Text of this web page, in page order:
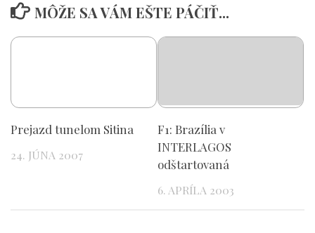
MÔŽE SA VÁM EŠTE PÁČIŤ...
Prejazd tunelom Sitina
24. JÚNA 2007
F1: Brazília v
INTERLAGOS
odštartovaná
6. APRÍLA 2003